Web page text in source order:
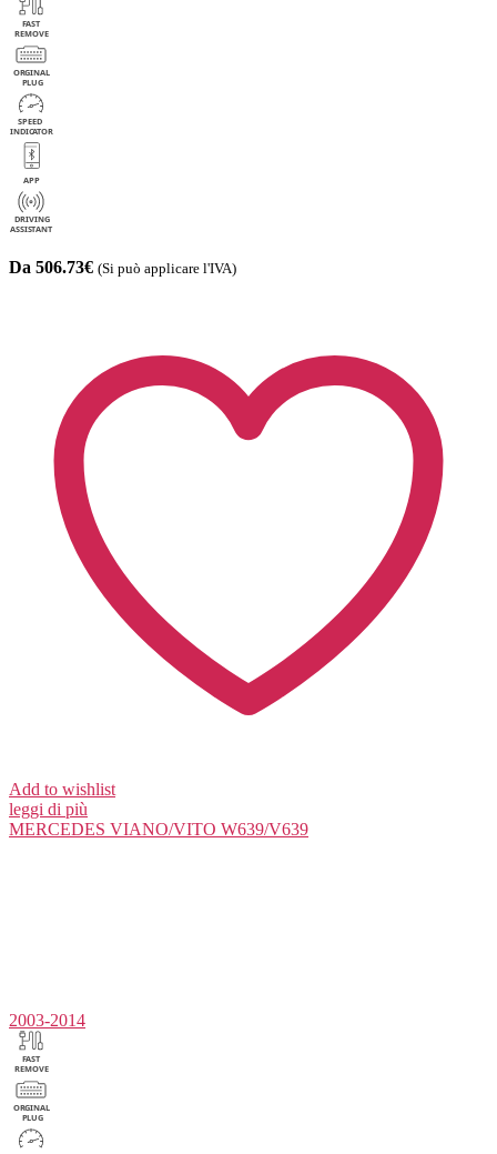
Da 506.73€ (Si può applicare l'IVA)
Add to wishlist
leggi di più
MERCEDES VIANO/VITO W639/V639
2003-2014